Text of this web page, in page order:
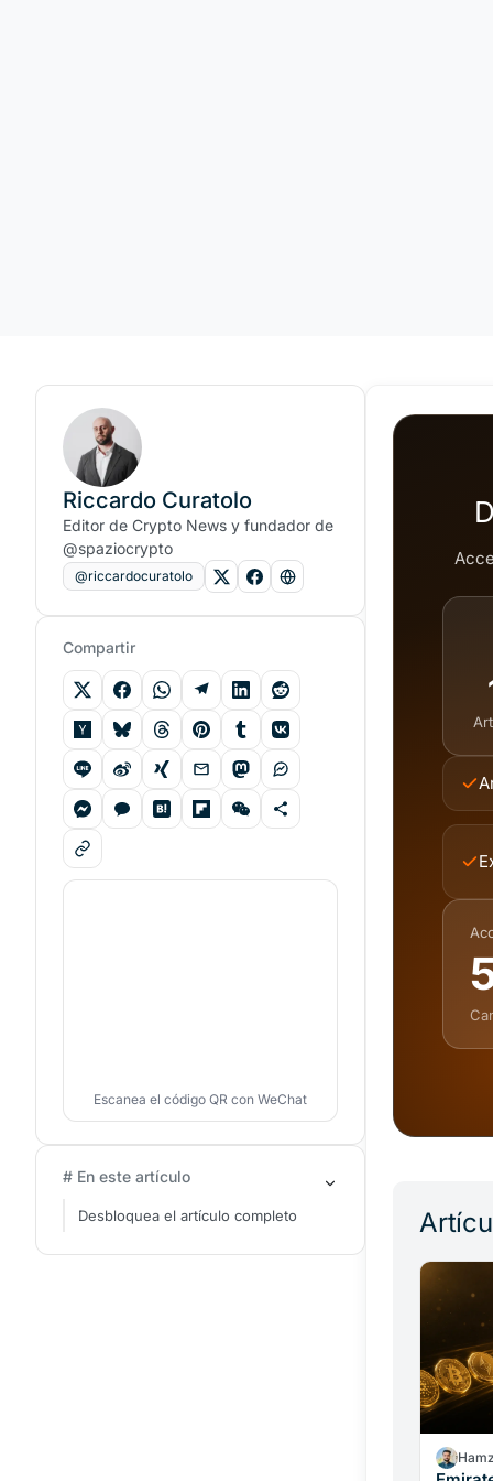
Riccardo Curatolo
Editor de Crypto News y fundador de
@spaziocrypto
@riccardocuratolo
Compartir
Escanea el código QR con WeChat
# En este artículo
Desbloquea el artículo completo